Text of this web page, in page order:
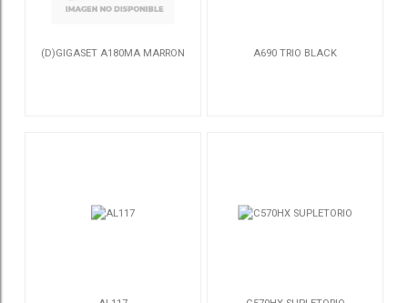
(D)GIGASET A180MA MARRON A690 TRIO BLACK